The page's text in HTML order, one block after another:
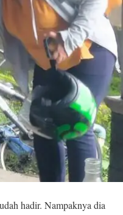
hadir. Nampaknya dia